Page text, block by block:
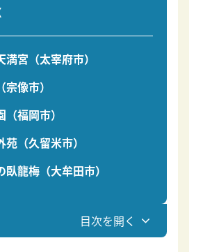
目次を開く
満宮（太宰府市）
像市）
福岡市）
苑（久留米市）
臥龍梅（大牟田市）